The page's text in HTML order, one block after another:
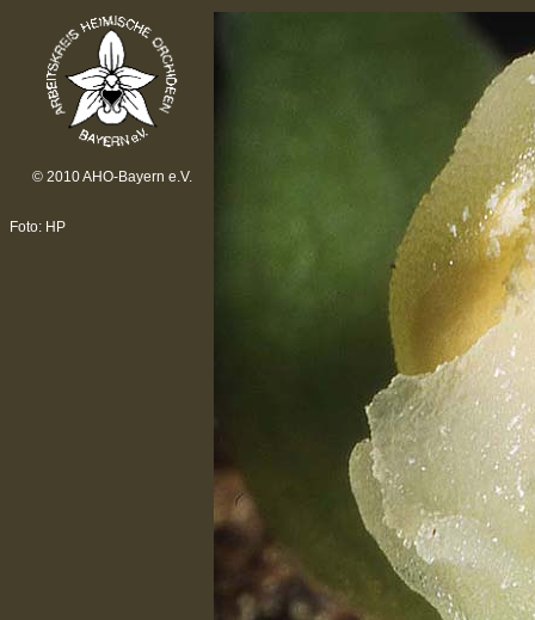
© 2010 AHO-Bayern e.V.
Foto: HP